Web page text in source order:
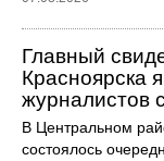
Главный
Красноярска
журналистов
В Центральном
состоялось